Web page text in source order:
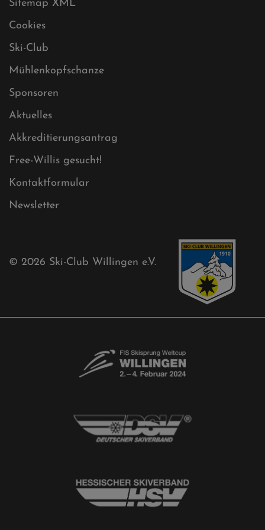
Datenschutz
Impressum
Sitemap
Sitemap XML
Cookies
Ski-Club
Mühlenkopfschanze
Sponsoren
Aktuelles
Free-Willis gesucht!
Ski-Club Willingen e.V.